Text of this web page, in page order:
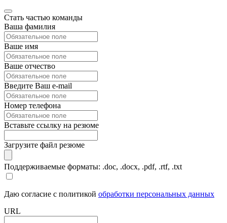
Стать частью команды
Ваша фамилия
Ваше имя
Ваше отчество
Введите Ваш e-mail
Номер телефона
Вставьте ссылку на резюме
Загрузите файл резюме
Поддерживаемые форматы: .doc, .docx, .pdf, .rtf, .txt
Даю согласие с политикой обработки персональных данных
URL